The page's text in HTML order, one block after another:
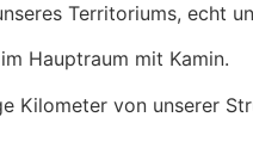
Territoriums, echt
Hauptraum mit Kamin.
Kilometer von unserer